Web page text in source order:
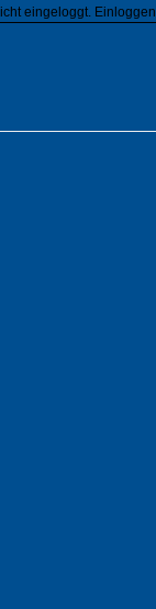
eingeloggt. Einloggen